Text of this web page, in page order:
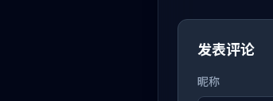
发表评论
昵称